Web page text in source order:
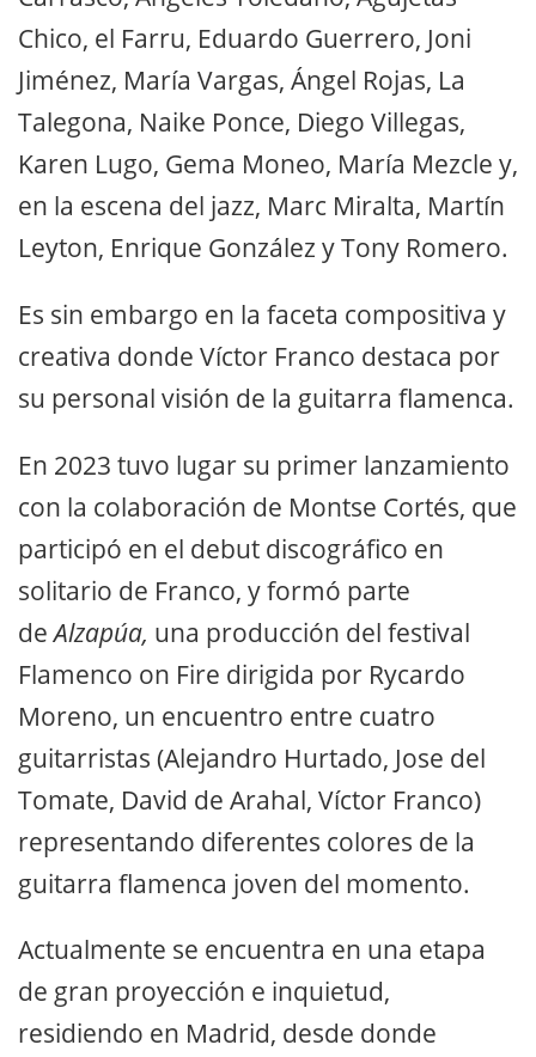
Chico, el Farru, Eduardo Guerrero, Joni
Jiménez, María Vargas, Ángel Rojas, La
Talegona, Naike Ponce, Diego Villegas,
Karen Lugo, Gema Moneo, María Mezcle y,
en la escena del jazz, Marc Miralta, Martín
Leyton, Enrique González y Tony Romero.
Es sin embargo en la faceta compositiva y
creativa donde Víctor Franco destaca por
su personal visión de la guitarra flamenca.
En 2023 tuvo lugar su primer lanzamiento
con la colaboración de Montse Cortés, que
participó en el debut discográfico en
solitario de Franco, y formó parte
deAlzapúa, una producción del festival
Flamenco on Fire dirigida por Rycardo
Moreno, un encuentro entre cuatro
guitarristas (Alejandro Hurtado, Jose del
Tomate, David de Arahal, Víctor Franco)
representando diferentes colores de la
guitarra flamenca joven del momento.
Actualmente se encuentra en una etapa
de gran proyección e inquietud,
residiendo en Madrid, desde donde